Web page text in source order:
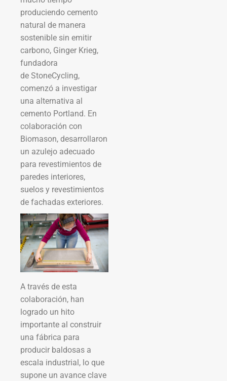
produciendo cemento
natural de manera
sostenible sin emitir
carbono, Ginger Krieg,
fundadora
de StoneCycling,
comenzó a investigar
una alternativa al
cemento Portland. En
colaboración con
Biomason, desarrollaron
un azulejo adecuado
para revestimientos de
paredes interiores,
suelos y revestimientos
de fachadas exteriores.
A través de esta
colaboración, han
logrado un hito
importante al construir
una fábrica para
producir baldosas a
escala industrial, lo que
supone un avance clave